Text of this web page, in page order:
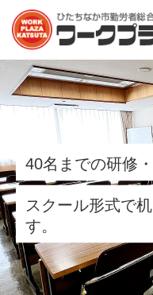
ホーム
施設一覧
多目的ホール
大会議室
中会議室
40名 ま での研修 ・
ス クール形式で机
す。